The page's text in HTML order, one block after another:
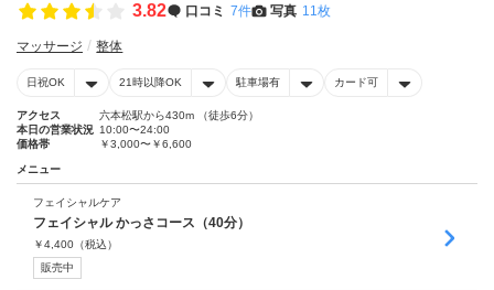
3.82 口コミ 7件 写真 11枚
マッサージ 整体
日祝OK 21時以降OK 駐車場有 カード可
アクセス
六本松駅から430m （徒歩6分）
本日の営業状況 10:00〜24:00
価格帯
￥3,000〜￥6,600
メニュー
フェイシャルケア
フェイシャル かっさコース（40分）
￥4,400 （税込）
販売中